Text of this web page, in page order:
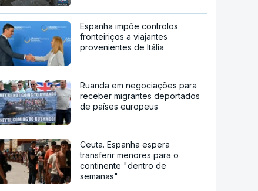
Espanha impõe controlos
fronteiriços a viajantes
provenientes de Itália
Ruanda em negociações para
receber migrantes deportados
de países europeus
Ceuta. Espanha espera
transferir menores para o
continente "dentro de
semanas"